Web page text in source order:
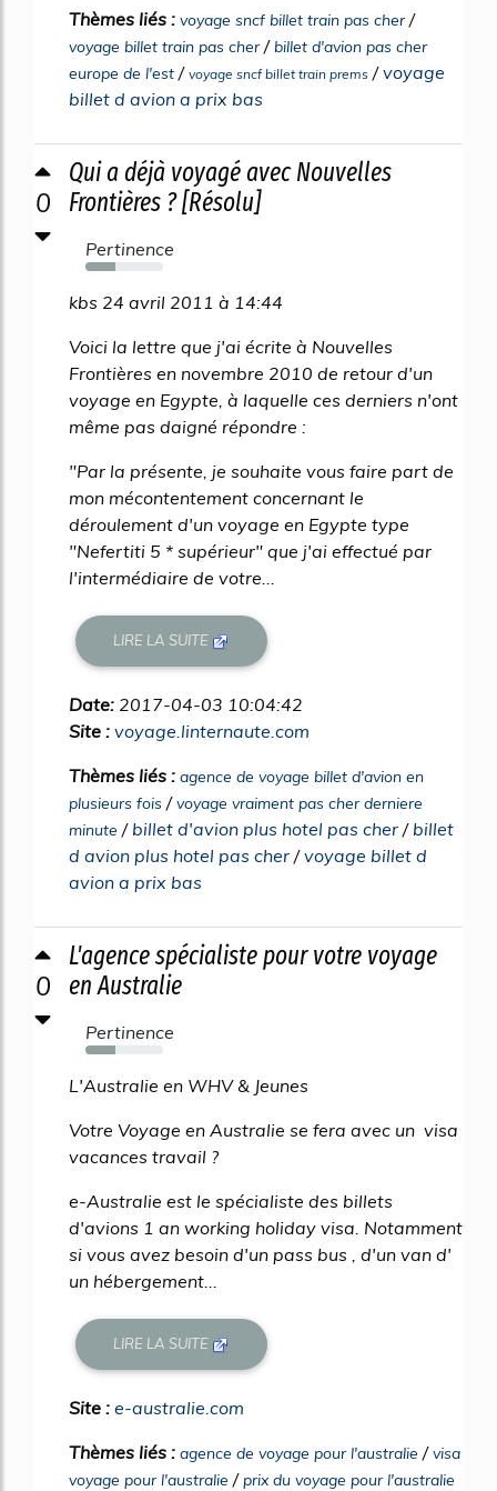
Thèmes liés : voyage sncf billet train pas cher/
voyage billet train pas cher/billet d'avion pas cher
europe de l'est / voyage sncf billet train prems /voyage
billet d avion a prix bas
0
Qui a déjà voyagé avec Nouvelles
Frontières ? [Résolu]
Pertinence
38%
kbs 24 avril 2011 à 14:44
Voici la lettre que j'ai écrite à Nouvelles
Frontières en novembre 2010 de retour d'un
voyage en Egypte, à laquelle ces derniers n'ont
même pas daigné répondre :
"Par la présente, je souhaite vous faire part de
mon mécontentement concernant le
déroulement d'un voyage en Egypte type
"Nefertiti 5 * supérieur" que j'ai effectué par
l'intermédiaire de votre...
LIRE LA SUITE
Date: 2017-04-03 10:04:42
Site : voyage.linternaute.com
Thèmes liés : agence de voyage billet d'avion en
plusieurs fois /voyage vraiment pas cher derniere
minute / billet d'avion plus hotel pas cher / billet
d avion plus hotel pas cher /voyage billet d
avion a prix bas
0
L'agence spécialiste pour votre voyage
en Australie
Pertinence
38%
L'Australie en WHV & Jeunes
Votre Voyage en Australie se fera avec un visa
vacances travail ?
e-Australie est le spécialiste des billets
d'avions 1 an working holiday visa. Notamment
si vous avez besoin d'un pass bus , d'un van d'
un hébergement...
LIRE LA SUITE
Site : e-australie.com
Thèmes liés : agence de voyage pour l'australie /visa
voyage pour l'australie /prix du voyage pour l'australie